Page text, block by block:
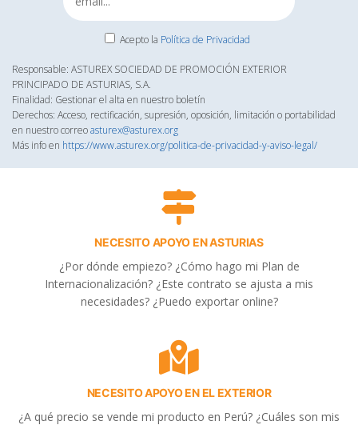
Acepto la Política de Privacidad
Responsable: ASTUREX SOCIEDAD DE PROMOCIÓN EXTERIOR
PRINCIPADO DE ASTURIAS, S.A.
Finalidad: Gestionar el alta en nuestro boletín
Derechos: Acceso, rectificación, supresión, oposición, limitación o portabilidad
en nuestro correoasturex@asturex.org
Más info en https://www.asturex.org/politica-de-privacidad-y-aviso-legal/
NECESITO APOYO EN ASTURIAS
¿Por dónde empiezo? ¿Cómo hago mi Plan de
Internacionalización? ¿Este contrato se ajusta a mis
necesidades? ¿Puedo exportar online?
NECESITO APOYO EN EL EXTERIOR
¿A qué precio se vende mi producto en Perú? ¿Cuáles son mis